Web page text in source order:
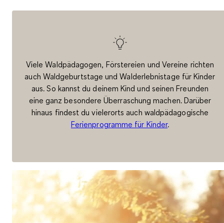
Viele Waldpädagogen, Förstereien und Vereine richten
auch Waldgeburtstage und Walderlebnistage für Kinder
aus. So kannst du deinem Kind und seinen Freunden
eine ganz besondere Überraschung machen. Darüber
hinaus findest du vielerorts auch waldpädagogische
Ferienprogramme für Kinder.